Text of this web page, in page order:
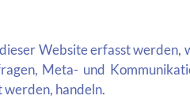
Website erfasst werden,
Meta- und
handeln.